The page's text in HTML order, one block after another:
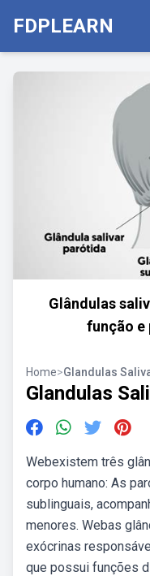
FDPLEARN
Glândulas
função e
Home>Glandulas
Glandulas
Webexistem três
corpo humano: As
sublinguais,
menores. Webas
exócrinas
que possui funções